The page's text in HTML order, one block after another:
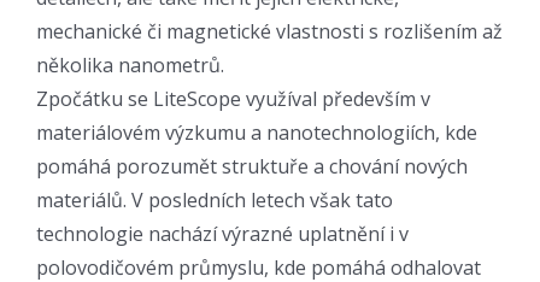
mechanické či magnetické vlastnosti s rozlišením až
několika nanometrů.
Zpočátku se LiteScope využíval především v
materiálovém výzkumu a nanotechnologiích, kde
pomáhá porozumět struktuře a chování nových
materiálů. V posledních letech však tato
technologie nachází výrazné uplatnění i v
polovodičovém průmyslu, kde pomáhá odhalovat